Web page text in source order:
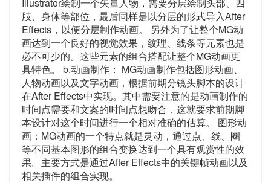
肢、身体等部位，最后同样是以分层的形式导入After
Effects，以便分层制作动画。 另外为了让整个MG动
画达到一个良好的视觉效果，纹理、线条等元素也是
必不可少的。这些元素的组合搭配让整个MG动画更
具特色。 b.动画制作： MG动画制作包括图形动画、
人物动画以及文字动画，根据前期分镜头脚本的设计
在After Effects中实现。其中需要注意的是动画制作的
时间点需要和文案的时间点想吻合，这就要求前期脚
本设计对这个时间进行一个相对准确的估算。 图形动
画：MG动画的一个特点就是灵动，通过点、线、圈
等不同基本图形的组合变换达到一个具有观赏性的效
果。主要方式是通过After Effects中的关键帧动画以及
相关插件的组合实现。